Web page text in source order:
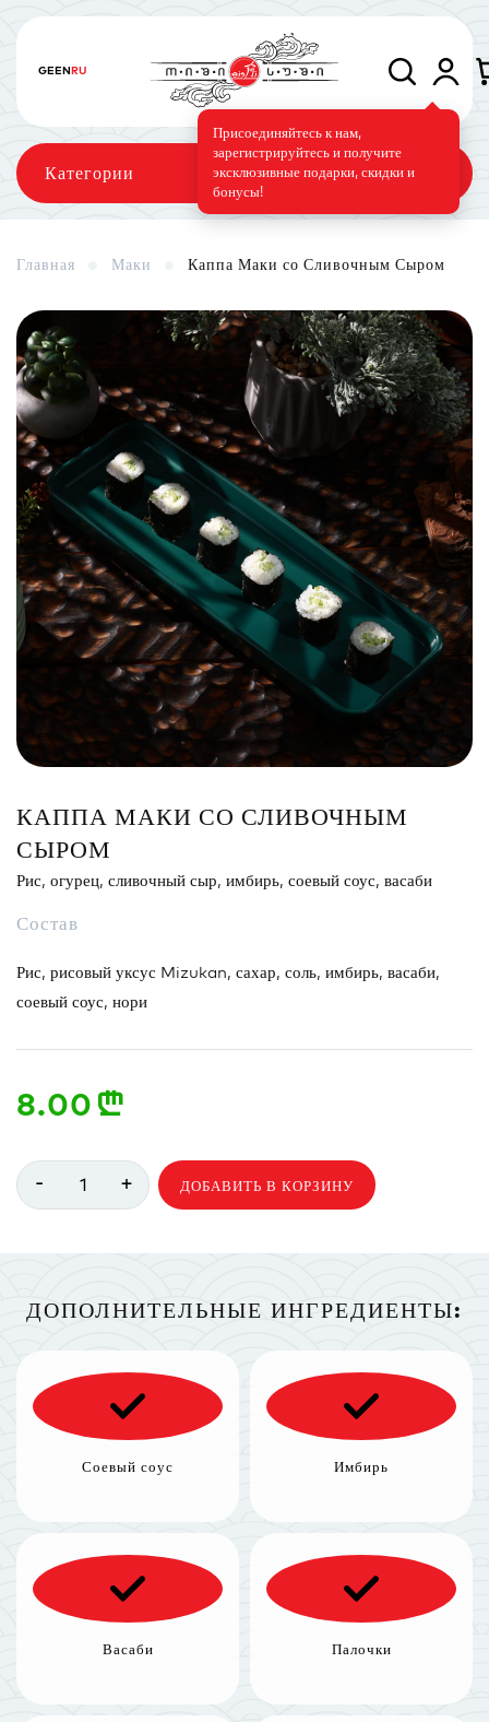
GEENRU
Присоединяйтесь к нам,
зарегистрируйтесь и получите
эксклюзивные подарки, скидки и
бонусы!
Категории
Суши-торт Фирменные Вегетарианское меню
Сэндвич Нигири Маки
Поке и буррито Супы и салаты Напитки
Главная Маки Каппа Маки со Сливочным Сыром
КАППА МАКИ СО СЛИВОЧНЫМ
СЫРОМ
Рис, огурец, сливочный сыр, имбирь, соевый соус, васаби
Состав
Рис, рисовый уксус Mizukan, сахар, соль, имбирь, васаби,
соевый соус, нори
8.00 n
- 1 + ДОБАВИТЬ В КОРЗИНУ
ДОПОЛНИТЕЛЬНЫЕ ИНГРЕДИЕНТЫ:
Соевый соус Имбирь
Васаби Палочки